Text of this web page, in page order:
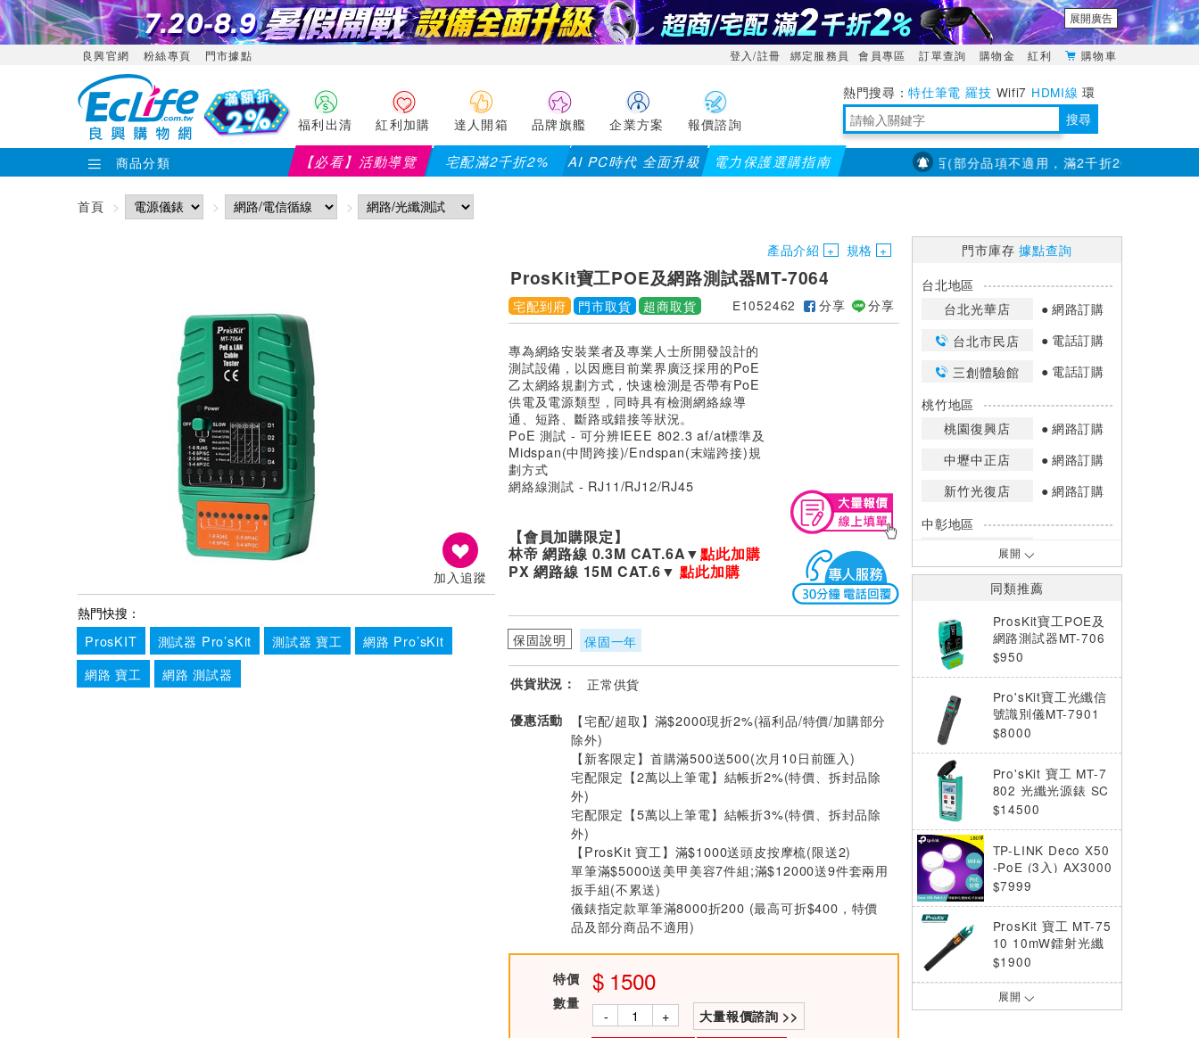
展開廣告
良興官網 粉絲專頁 門市據點 登入/註冊 綁定服務員 會員專區 訂單查詢 購物金 紅利 購物車
福利出清 紅利加購 達人開箱 品牌旗艦 企業方案 報價諮詢
特仕筆電 羅技 Wifi7 HDMI線 環
境量測 明緯POWER 搜尋
商品分類 【必看】活動導覽 宅配滿2千折2% AI PC時代 全面升級 電力保護選購指南
【PX大通】全館滿千折百(部分品項不適用，滿2千折200...)
首頁
加入追蹤
熱門快搜：
ProsKIT
測試器 Pro’sKit 測試器 寶工
網路 Pro’sKit
網路 寶工
網路 測試器
產品介紹 規格
ProsKit寶工POE及網路測試器MT-7064
宅配到府 門市取貨 超商取貨 E1052462 分享 分享
專為網絡安裝業者及專業人士所開發設計的
測試設備，以因應目前業界廣泛採用的PoE
乙太網絡規劃方式，快速檢測是否帶有PoE
供電及電源類型，同時具有檢測網絡線導
通、短路、斷路或錯接等狀況。
PoE 測試 - 可分辨IEEE 802.3 af/at標準及
Midspan(中間跨接)/Endspan(末端跨接)規
劃方式
網絡線測試 - RJ11/RJ12/RJ45
【會員加購限定】
林帝 網路線 0.3M CAT.6A▼點此加購
PX 網路線 15M CAT.6▼ 點此加購
保固說明 保固一年
供貨狀況： 正常供貨
優惠活動
【宅配/超取】滿$2000現折2%(福利品/特價/加購部分
除外)
【新客限定】首購滿500送500(次月10日前匯入)
宅配限定【2萬以上筆電】結帳折2%(特價、拆封品除
外)
宅配限定【5萬以上筆電】結帳折3%(特價、拆封品除
外)
【ProsKit 寶工】滿$1000送頭皮按摩梳(限送2)
單筆滿$5000送美甲美容7件組;滿$12000送9件套兩用
扳手組(不累送)
儀錶指定款單筆滿8000折200 (最高可折$400，特價
品及部分商品不適用)
特價 1500
數量
- + 大量報價諮詢 >>
門市庫存據點查詢
台北地區
台北光華店
網路訂購
台北市民店
電話訂購
三創體驗館
電話訂購
桃竹地區
桃園復興店
網路訂購
中壢中正店
網路訂購
新竹光復店
網路訂購
中彰地區
台中英才店
嘉南地區
高雄鳳山店
網路訂購
*庫存數量：網路訂購(0)、少量庫存
*門市庫存以店內實際數量為準，可使
用專人服務或撥打門市電話洽詢。
展開
同類推薦
ProsKit寶工POE及
網路測試器MT-706
3
$950
Pro'sKit寶工光纖信
號識別儀MT-7901
$8000
Pro'sKit 寶工 MT-7
802 光纖光源錶 SC
介面 波長850/1300
$14500
TP-LINK Deco X50
-PoE (3入) AX3000
雙頻 PoE Mesh Wi
$7999
ProsKit 寶工 MT-75
10 10mW鐳射光纖
測試筆
$1900
ProsKit 寶工 MT-76
展開